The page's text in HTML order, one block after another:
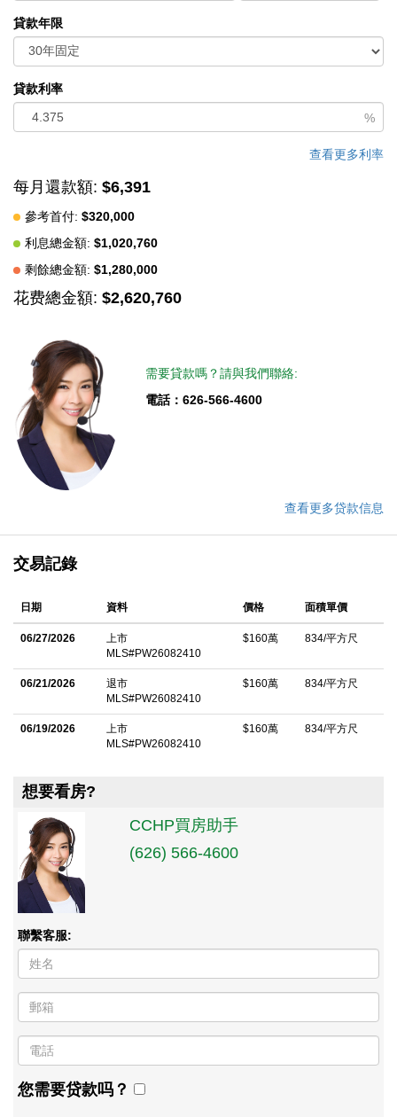
walking distance of the unit. Located at the top of the hill at San
Juaquin Hills Drive, you are five minutes form Fashion Island
and the local Newport Beach beaches.
貸款年限
貸款利率
%
查看更多利率
每月還款額: $6,391
參考首付: $320,000
利息總金額: $1,020,760
剩餘總金額: $1,280,000
花费總金額: $2,620,760
需要貸款嗎？請與我們聯絡:
電話：626-566-4600
查看更多贷款信息
交易記錄
日期 資料 價格 面積單價
06/27/2026
上市
MLS#PW26082410
$160萬 834/平方尺
06/21/2026
退市
MLS#PW26082410
$160萬 834/平方尺
06/19/2026
上市
MLS#PW26082410
$160萬 834/平方尺
想要看房?
CCHP買房助手
(626) 566-4600
聯繫客服:
您需要贷款吗？